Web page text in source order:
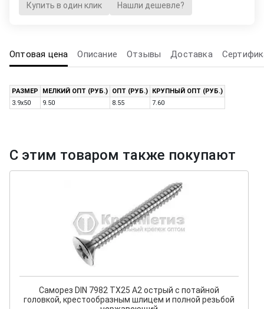
Купить в один клик Нашли дешевле?
Оптовая цена Описание Отзывы Доставка
РАЗМЕР МЕЛКИЙ ОПТ (РУБ.) ОПТ (РУБ.)
КРУПНЫЙ ОПТ (РУБ.)
3.9x50
9.50 8.55 7.60
С этим товаром также покупают
Саморез DIN 7982 TX25 A2 острый с потайной
головкой, крестообразным шлицем и полной резьбой